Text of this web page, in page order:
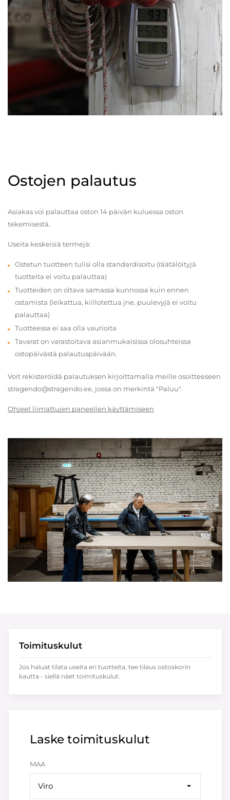
Ostojen palautus
Asiakas voi palauttaa oston 14 päivän kuluessa oston
tekemisestä.
Useita keskeisiä termejä:
Ostetun tuotteen tulisi olla standardisoitu (räätälöityjä
tuotteita ei voitu palauttaa)
Tuotteiden on oltava samassa kunnossa kuin ennen
ostamista (leikattua, kiillotettua jne. puulevyjä ei voitu
palauttaa)
Tuotteessa ei saa olla vaurioita
Tavarat on varastoitava asianmukaisissa olosuhteissa
ostopäivästä palautuspäivään.
Voit rekisteröidä palautuksen kirjoittamalla meille osoitteeseen
stragendo@stragendo.ee, jossa on merkintä "Paluu".
Ohjeet liimattujen paneelien käyttämiseen
Laske toimituskulut
MAA
Viro
Toimituskulut
Jos haluat tilata useita eri tuotteita, tee tilaus ostoskorin
kautta - siellä näet toimituskulut.